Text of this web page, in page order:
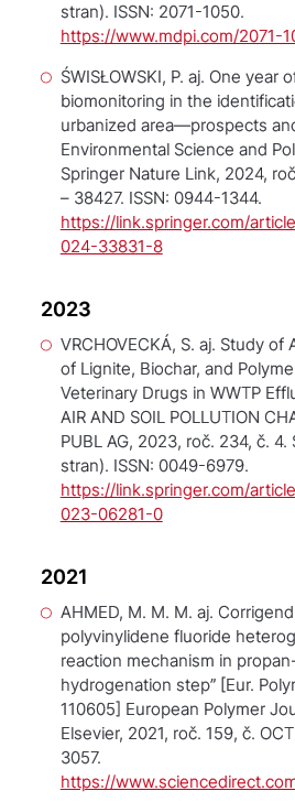
stran). ISSN: 2071-1050.
https://www.mdpi.com/2071-
ŚWISŁOWSKI, P. aj. One year
biomonitoring in the
urbanized area—prospects
Environmental Science and
Springer Nature Link, 2024,
– 38427. ISSN: 0944-1344.
https://link.springer.com/
024-33831-8
2023
VRCHOVECKÁ, S. aj. Study
of Lignite, Biochar, and
Veterinary Drugs in WWTP
AIR AND SOIL POLLUTION
PUBL AG, 2023, roč. 234, č.
stran). ISSN: 0049-6979.
https://link.springer.com/
023-06281-0
2021
AHMED, M. M. M. aj.
polyvinylidene fluoride
reaction mechanism in
hydrogenation step” [Eur.
110605] European Polymer
Elsevier, 2021, roč. 159, č.
3057.
https://